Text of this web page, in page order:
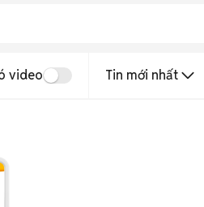
video Tin mới nhất